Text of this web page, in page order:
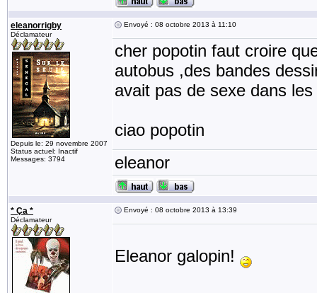
eleanorrigby
Déclamateur
Depuis le: 29 novembre 2007
Status actuel: Inactif
Messages: 3794
Envoyé : 08 octobre 2013 à 11:10
cher popotin faut croire
autobus ,des bandes
avait pas de sexe dans
ciao popotin
eleanor
* Ça *
Déclamateur
Envoyé : 08 octobre 2013 à 13:39
Eleanor galopin!